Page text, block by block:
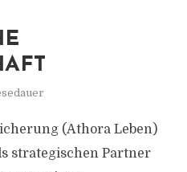
P
(Athora Leben)
strategischen Partner